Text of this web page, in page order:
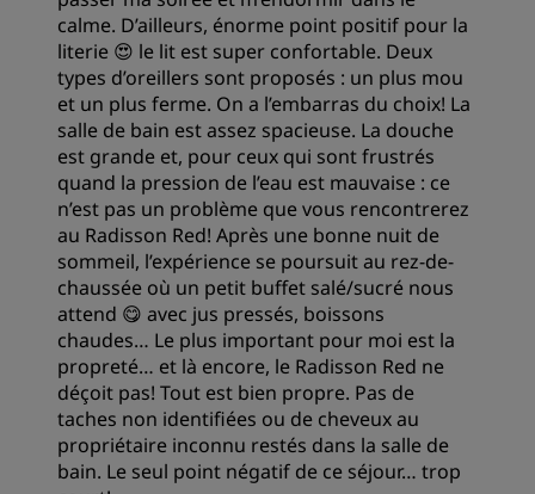
Propreté
Service
calme. D’ailleurs, énorme point positif pour la
literie 😍 le lit est super confortable. Deux
types d’oreillers sont proposés : un plus mou
et un plus ferme. On a l’embarras du choix! La
salle de bain est assez spacieuse. La douche
est grande et, pour ceux qui sont frustrés
quand la pression de l’eau est mauvaise : ce
n’est pas un problème que vous rencontrerez
au Radisson Red! Après une bonne nuit de
sommeil, l’expérience se poursuit au rez-de-
chaussée où un petit buffet salé/sucré nous
attend 😋 avec jus pressés, boissons
chaudes… Le plus important pour moi est la
propreté… et là encore, le Radisson Red ne
déçoit pas! Tout est bien propre. Pas de
taches non identifiées ou de cheveux au
propriétaire inconnu restés dans la salle de
bain. Le seul point négatif de ce séjour… trop